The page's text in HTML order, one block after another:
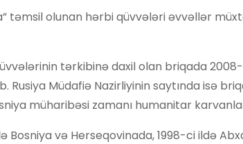
təmsil olunan hərbi qüvvələri əvvəllər
tərkibinə daxil olan briqada
Müdafiə Nazirliyinin saytında isə
müharibəsi zamanı humanitar
Bosniya və Herseqovinada, 1998-ci ildə